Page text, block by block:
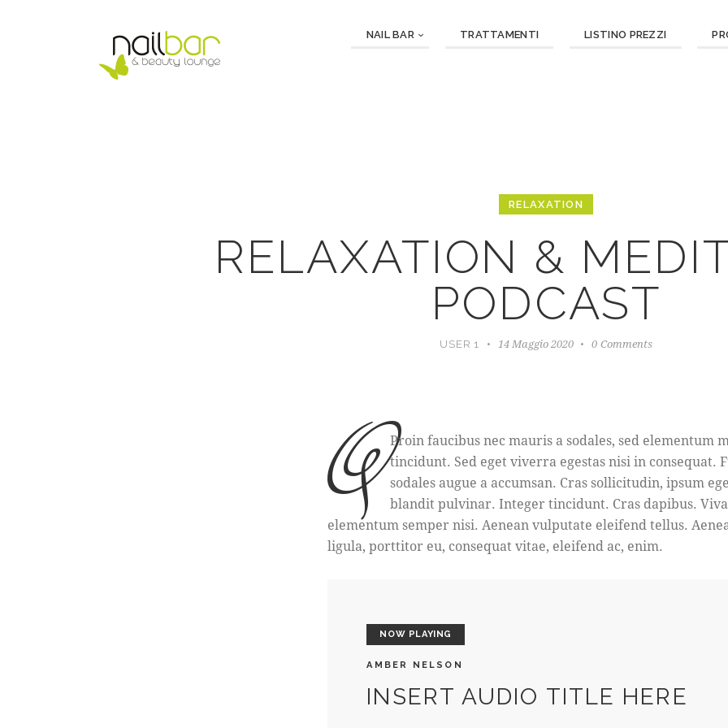
NAIL BAR TRATTAMENTI LISTINO PREZZI
RELAXATION
RELAXATION &
PODCAST
USER 1 14 Maggio 2020 0 Comments
q
Proin faucibus nec mauris a sodales, sed elementum
tincidunt. Sed eget viverra egestas nisi in consequat.
sodales augue a accumsan. Cras sollicitudin, ipsum
blandit pulvinar. Integer tincidunt. Cras dapibus.
elementum semper nisi. Aenean vulputate eleifend tellus.
ligula, porttitor eu, consequat vitae, eleifend ac, enim.
NOW PLAYING
AMBER NELSON
INSERT AUDIO TITLE HERE